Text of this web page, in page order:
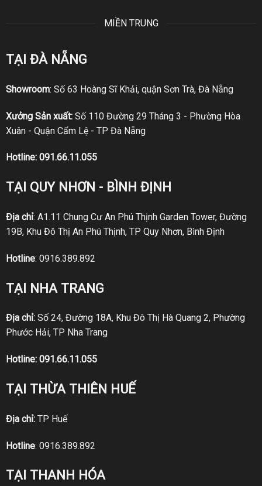
MIỀN TRUNG
TẠI ĐÀ NẴNG
Showroom: Số 63 Hoàng Sĩ Khải, quận Sơn Trà, Đà Nẵng
Xưởng Sản xuất:Số 110 Đường 29 Tháng 3 - Phường Hòa
Xuân - Quận Cẩm Lệ - TP Đà Nẵng
Hotline: 091.66.11.055
TẠI QUY NHƠN - BÌNH ĐỊNH
Địa chỉ: A1.11 Chung Cư An Phú Thịnh Garden Tower, Đường
19B, Khu Đô Thị An Phú Thịnh, TP Quy Nhơn, Bình Định
Hotline: 0916.389.892
TẠI NHA TRANG
Địa chỉ:Số 24, Đường 18A, Khu Đô Thị Hà Quang 2, Phường
Phước Hải, TP Nha Trang
Hotline: 091.66.11.055
TẠI THỪA THIÊN HUẾ
Địa chỉ:TP Huế
Hotline: 0916.389.892
TẠI THANH HÓA